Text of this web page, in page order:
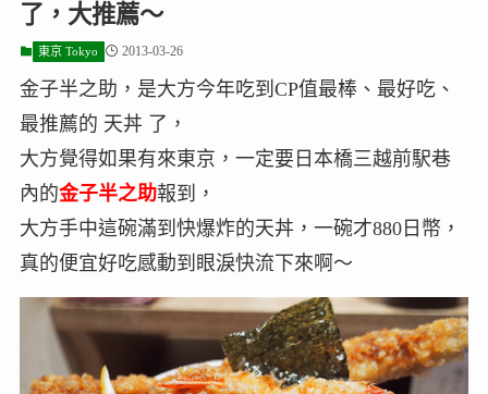
了，大推薦～
東京 Tokyo 2013-03-26
金子半之助，是大方今年吃到CP值最棒、最好吃、
最推薦的 天丼 了，
大方覺得如果有來東京，一定要日本橋三越前駅巷
內的金子半之助報到，
大方手中這碗滿到快爆炸的天丼，一碗才880日幣，
真的便宜好吃感動到眼淚快流下來啊～